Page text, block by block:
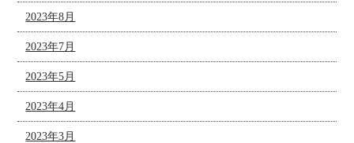
2023年8月
2023年7月
2023年5月
2023年4月
2023年3月